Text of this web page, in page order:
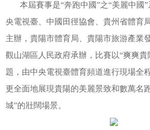
本屆賽事是“奔跑中國”之“美麗中國
央電視臺、中國田徑協會、貴州省體育
主辦，貴陽市體育局、貴陽市旅游產業
觀山湖區人民政府承辦，比賽以“爽爽貴
題，由中央電視臺體育頻道進行現場全
更全面地展現貴陽的美麗景致和數萬名
城”的壯闊場景。